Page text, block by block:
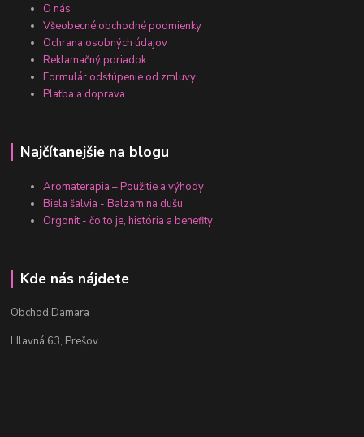
O nás
Všeobecné obchodné podmienky
Ochrana osobných údajov
Reklamačný poriadok
Formulár odstúpenie od zmluvy
Platba a doprava
Najčítanejšie na blogu
Aromaterapia – Použitie a výhody
Biela šalvia - Balzam na dušu
Orgonit - čo to je, história a benefity
Kde nás nájdete
Obchod Damara
Hlavná 63, Prešov